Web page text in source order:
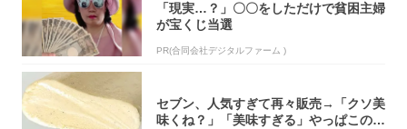
「現実…？」〇〇をしただけで貧困主婦
が宝くじ当選
PR(合同会社デジタルファーム )
セブン、人気すぎて再々販売→「クソ美
味くね？」「美味すぎる」やっぱこのク